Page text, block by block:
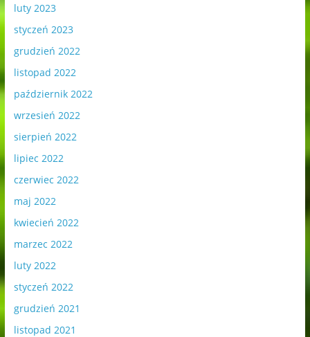
luty 2023
styczeń 2023
grudzień 2022
listopad 2022
październik 2022
wrzesień 2022
sierpień 2022
lipiec 2022
czerwiec 2022
maj 2022
kwiecień 2022
marzec 2022
luty 2022
styczeń 2022
grudzień 2021
listopad 2021